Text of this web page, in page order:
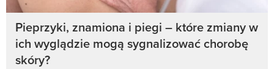
Pieprzyki, znamiona i piegi – które zmiany w
ich wyglądzie mogą sygnalizować chorobę
skóry?